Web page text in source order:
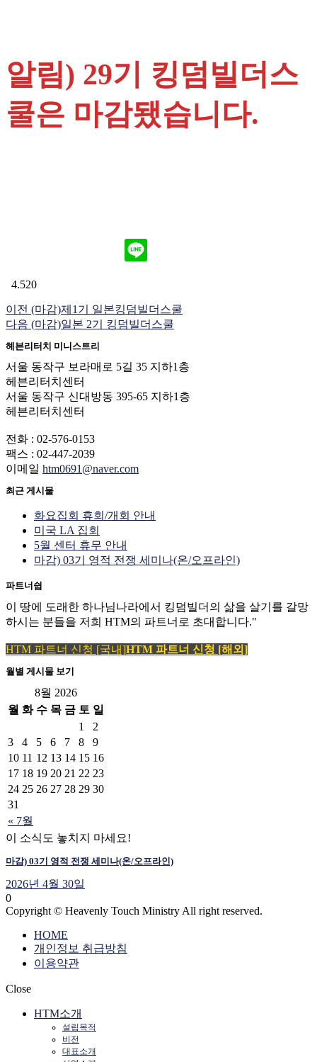
알림) 29기 킹덤빌더스
쿨은 마감됐습니다.
4.520
이전 (마감)제1기 일본킹덤빌더스쿨
다음 (마감)일본 2기 킹덤빌더스쿨
헤븐리터치 미니스트리
서울 동작구 보라매로 5길 35 지하1층
헤븐리터치센터
서울 동작구 신대방동 395-65 지하1층
헤븐리터치센터
전화 : 02-576-0153
팩스 : 02-447-2039
이메일 htm0691@naver.com
최근 게시물
화요집회 휴회/개회 안내
미국 LA 집회
5월 센터 휴무 안내
마감) 03기 영적 전쟁 세미나(온/오프라인)
파트너쉽
이 땅에 도래한 하나님나라에서 킹덤빌더의 삶을 살기를 갈망
하시는 분들을 저희 HTM의 파트너로 초대합니다."
HTM 파트너 신청 [국내]HTM 파트너 신청 [해외]
월별 게시물 보기
8월 2026
월 화 수 목 금 토 일
« 7월
1
2
3
4 5 6 7 8
9
10 11 12 13 14 15 16
17 18 19 20 21 22 23
24 25 26 27 28 29 30
31
이 소식도 놓치지 마세요!
마감) 03기 영적 전쟁 세미나(온/오프라인)
2026년 4월 30일
0
Copyright © Heavenly Touch Ministry All right reserved.
HOME
개인정보 취급방침
이용약관
Close
HTM소개
설립목적
비전
대표소개